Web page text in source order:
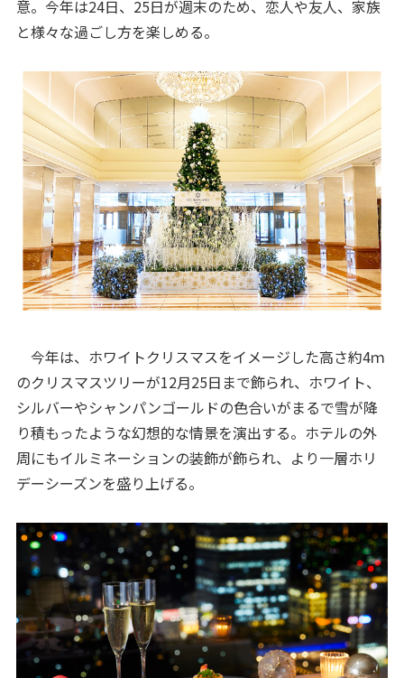
意。今年は24日、25日が週末のため、恋人や友人、家族
と様々な過ごし方を楽しめる。
今年は、ホワイトクリスマスをイメージした高さ約4ｍ
のクリスマスツリーが12月25日まで飾られ、ホワイト、
シルバーやシャンパンゴールドの色合いがまるで雪が降
り積もったような幻想的な情景を演出する。ホテルの外
周にもイルミネーションの装飾が飾られ、より一層ホリ
デーシーズンを盛り上げる。